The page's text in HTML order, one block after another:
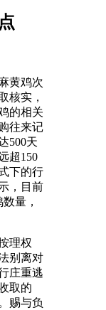
黄鸡次
核实，
的相关
往来记
500天
超150
下的行
，目前
量，
理权
别离对
庄重逃
取的
赐与负